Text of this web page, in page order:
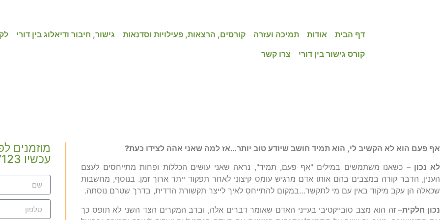
דף הבית אודות תמיכה ועזרה קורסים, הרצאות, פעילויות וסדנאות גישור, חיבור ודיאלוג בין דורי
קורס גישור בין דורי
צרו קשר
אף פעם הוא לא הקשיב לי, הוא תמיד חושב שיודע טוב יותר…אז למה שאני אהה לצידו כעת?
לא נכון – כשאנו משתמשים במילים "אף פעם, תמיד", נראה שאני עושים הכללות ופחות מתייחסים לעצם
הענין, הדבר קורה במצבים בהם אותו אדם מרגיש עומס קיצוני לאחר תפקוד ייתר ארוך זמן. בנוסף, מחשבות
שכאלה הן עקב מיקוד באין עם מי לתקשר…במקום להתייחס לאיך לייצר תקשורת הדדית, בדרך שטרם נוסתה.
נכון חלקית– זה הוא מצב סובייקטיבי בעייני האדם שאומר דברים אלה, וברב המקרים הצד השני לא תופס כך
מוזמנים
עכשיו 050-3117123 או צרו קשר